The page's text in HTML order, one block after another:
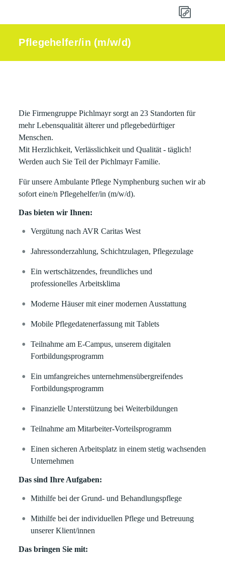
Pflegehelfer/in (m/w/d)
Die Firmengruppe Pichlmayr sorgt an 23 Standorten für
mehr Lebensqualität älterer und pflegebedürftiger
Menschen.
Mit Herzlichkeit, Verlässlichkeit und Qualität - täglich!
Werden auch Sie Teil der Pichlmayr Familie.
Für unsere Ambulante Pflege Nymphenburg suchen wir ab
sofort eine/n Pflegehelfer/in (m/w/d).
Das bieten wir Ihnen:
Vergütung nach AVR Caritas West
Jahressonderzahlung, Schichtzulagen, Pflegezulage
Ein wertschätzendes, freundliches und
professionelles Arbeitsklima
Moderne Häuser mit einer modernen Ausstattung
Mobile Pflegedatenerfassung mit Tablets
Teilnahme am E-Campus, unserem digitalen
Fortbildungsprogramm
Ein umfangreiches unternehmensübergreifendes
Fortbildungsprogramm
Finanzielle Unterstützung bei Weiterbildungen
Teilnahme am Mitarbeiter-Vorteilsprogramm
Einen sicheren Arbeitsplatz in einem stetig wachsenden
Unternehmen
Das sind Ihre Aufgaben:
Mithilfe bei der Grund- und Behandlungspflege
Mithilfe bei der individuellen Pflege und Betreuung
unserer Klient/innen
Das bringen Sie mit: